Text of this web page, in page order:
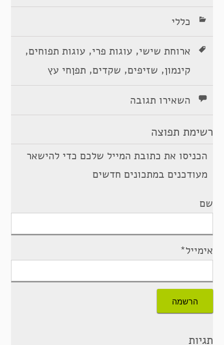
כללי
ארוחת שישי, עוגות פרי, עוגות תפוחים,
קינמון, שזיפים, שקדים, תפןחי עץ
השאירו תגובה
רשימת תפוצה
הכניסו את כתובת המייל שלכם כדי להישאר
מעודכנים במתכונים חדשים
שם
אימייל*
תגיות